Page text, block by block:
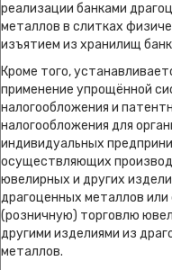
реализации банками
металлов в слитках
изъятием из хранилищ
Кроме того,
применение упрощённой
налогообложения и
налогообложения для
индивидуальных
осуществляющих
ювелирных и других
драгоценных металлов
(розничную) торговлю
другими изделиями из
металлов.